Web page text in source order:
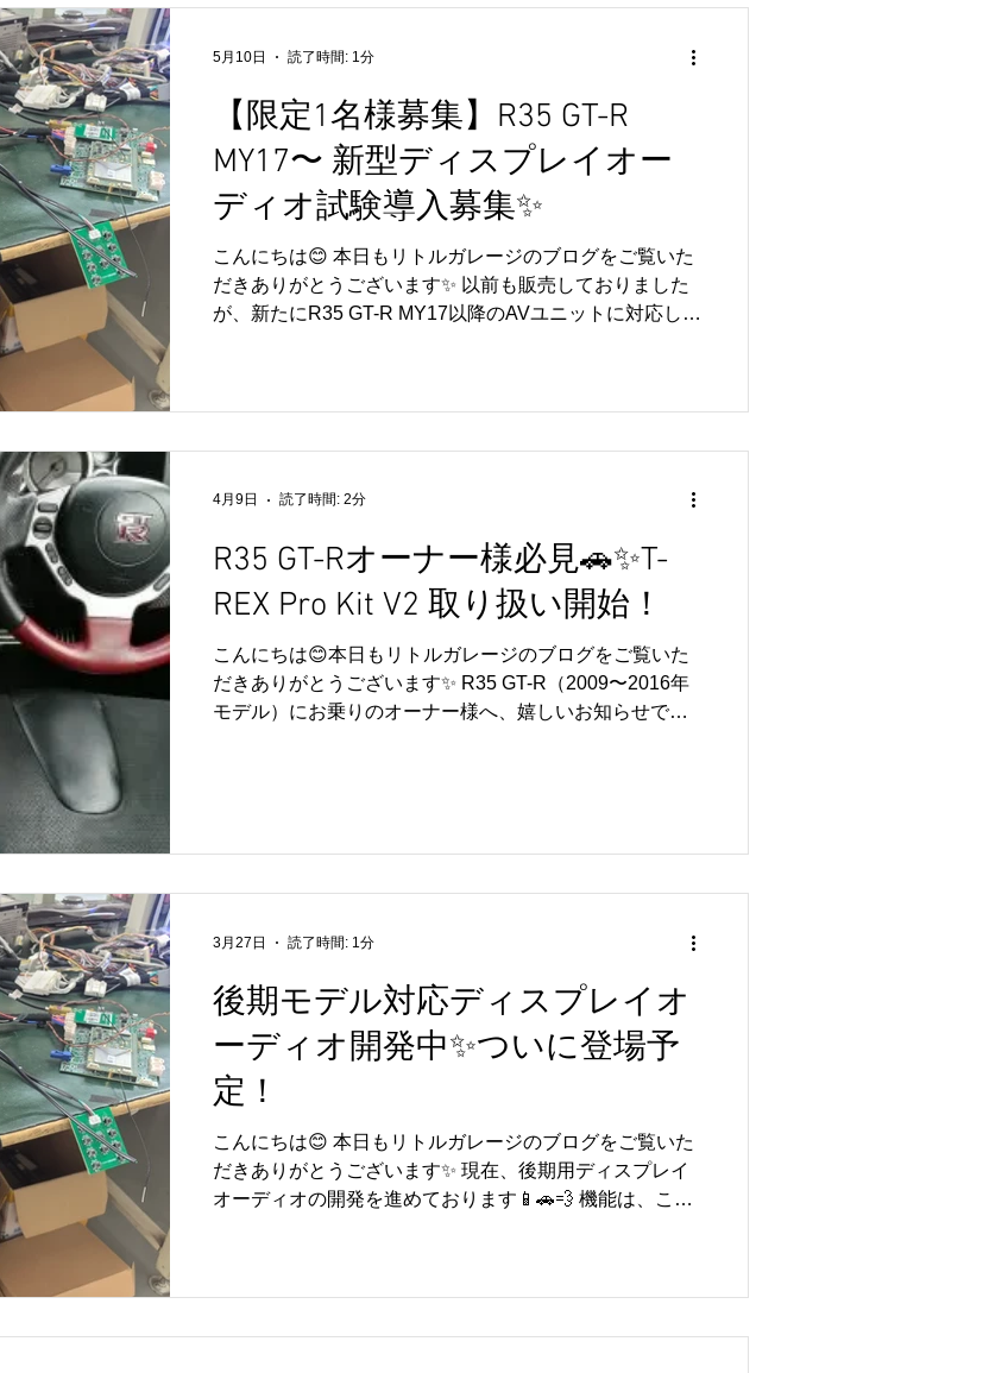
けて最終確認やマニュアル作成、不具合チェックなどを
定となりました😊 たくさんのお問い合わせ誠にありがと
うございました✨ また、今後の正式販売や追加情報につ
きましても、こちらのブログやSNSにてご案内予定です
👍 引き続き、R35 GT-Rオーナー様に楽しんでいただける
製品を目指して進めてまいります😏✨ 今後ともリトルガ
レージをよろしくお願いいたします🚗💛
【限定1名様募集】R35 GT-R
MY17〜 新型ディスプレイオー
ディオ試験導入募集✨
こんにちは😊 本日もリトルガレージのブログをご覧いた
だきありがとうございます✨ 以前も販売しておりました
が、新たにR35 GT-R MY17以降のAVユニットに対応し
CarPlay、AndroidAUTO、Androidのアプリケーションが
のスマートフォンや、Wifiルータを使いインターネット通
信を行えば、Google Playストアからアプリをダウンロー
ドして、YouTube Music、Spotify、YouTube、Netflix、
AmazonPrimeなどを楽しむことができます。 この製品を
販売するにあたり、不具合の検出とマニュアルなど作成
するために、試験導入をお手伝いしていただける方を募
集しています。 定価よりも価格若干抑えて販売させてい
ただきます。 またインストール費用は無
5月10日 読了時間: 1分
R35 GT-Rオーナー様必見🚗✨T-
REX Pro Kit V2 取り扱い開始！
こんにちは😊本日もリトルガレージのブログをご覧いた
だきありがとうございます✨ R35 GT-R（2009〜2016年
モデル）にお乗りのオーナー様へ、嬉しいお知らせです
V2の主な特徴】 ・純正ディスプレイとの連携✨純正MFD
Googleマップなど、さまざまなアプリを使用可能✨ ・
ワイヤレス接続が可能で、日常使いもより快適に👍 ・高
音質オーディオ🎧DSP搭載により、クリアで臨場感のあ
るサウンドを実現✨ ・操作性・デザイン性も向上✨直感的
な操作と洗練されたUIで、より使いやすく快適な車内空
間へ😏
4月9日 読了時間: 2分
後期モデル対応ディスプレイオ
ーディオ開発中✨ついに登場予
定！
こんにちは😊 本日もリトルガレージのブログをご覧いた
だきありがとうございます✨ 現在、後期用ディスプレイ
オーディオの開発を進めております📱🚗💨 機能は、これ
正機能はそのまま維持👍 利便性と快適性を両立した仕
3月27日 読了時間: 1分